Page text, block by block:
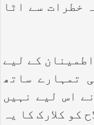
خطرات سے اٹا
کے لیے
تمہارے ساتھ
اس لیے نہیں
کو کلارک کا یہ